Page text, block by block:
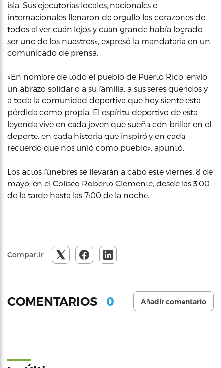
isla. Sus ejecutorias locales, nacionales e
internacionales llenaron de orgullo los corazones de
todos al ver cuán lejos y cuan grande había logrado
ser uno de los nuestros», expresó la mandataria en un
comunicado de prensa.
«En nombre de todo el pueblo de Puerto Rico, envío
un abrazo solidario a su familia, a sus seres queridos y
a toda la comunidad deportiva que hoy siente esta
pérdida como propia. El espíritu deportivo de esta
leyenda vive en cada joven que sueña con brillar en el
deporte, en cada historia que inspiró y en cada
recuerdo que nos unió como pueblo», apuntó.
Los actos fúnebres se llevarán a cabo este viernes, 8 de
mayo, en el Coliseo Roberto Clemente, desde las 3:00
de la tarde hasta las 7:00 de la noche.
Compartir
COMENTARIOS 0 Añadir comentario